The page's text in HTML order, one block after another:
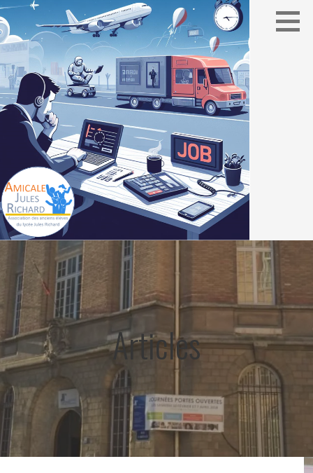
AMICALE JULES RICHARD
Association des élèves du lycée Jules Richard
Articles